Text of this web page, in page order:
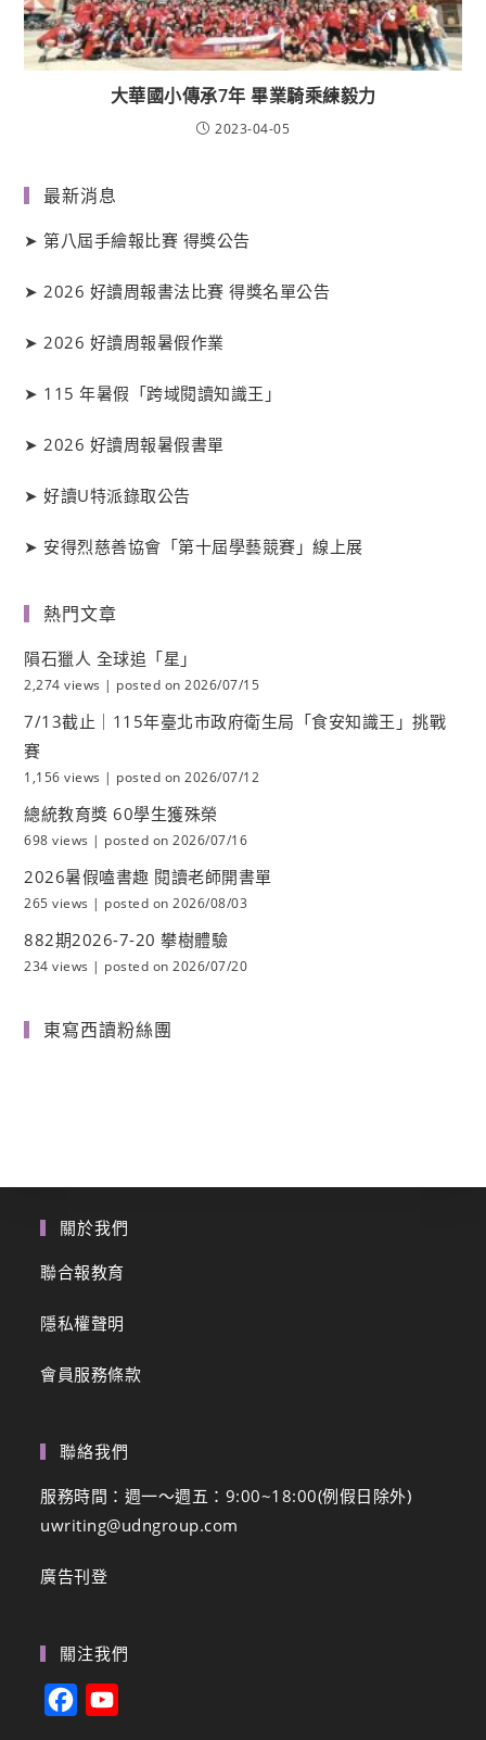
大華國小傳承7年 畢業騎乘練毅力
2023-04-05
最新消息
➤第八屆手繪報比賽 得獎公告
➤ 2026 好讀周報書法比賽 得獎名單公告
➤ 2026 好讀周報暑假作業
➤ 115 年暑假「跨域閱讀知識王」
➤ 2026 好讀周報暑假書單
➤好讀U特派錄取公告
➤ 安得烈慈善協會「第十屆學藝競賽」線上展
熱門文章
隕石獵人 全球追「星」
2,274 views | posted on 2026/07/15
7/13截止｜115年臺北市政府衛生局「食安知識王」挑戰
賽
1,156 views | posted on 2026/07/12
總統教育獎 60學生獲殊榮
698 views | posted on 2026/07/16
2026暑假嗑書趣 閱讀老師開書單
265 views | posted on 2026/08/03
882期2026-7-20 攀樹體驗
234 views | posted on 2026/07/20
東寫西讀粉絲團
關於我們
聯合報教育
隱私權聲明
會員服務條款
聯絡我們
服務時間：週一～週五：9:00~18:00(例假日除外)
uwriting@udngroup.com
廣告刊登
關注我們